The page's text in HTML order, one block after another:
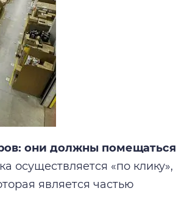
они должны помещаться
осуществляется «по клику»,
является частью